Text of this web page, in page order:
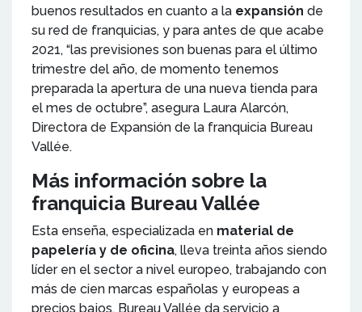
buenos resultados en cuanto a la expansión de
su red de franquicias, y para antes de que acabe
2021, “las previsiones son buenas para el último
trimestre del año, de momento tenemos
preparada la apertura de una nueva tienda para
el mes de octubre”, asegura Laura Alarcón,
Directora de Expansión de la franquicia Bureau
Vallée.
Más información sobre la
franquicia Bureau Vallée
Esta enseña, especializada en material de
papelería y de oficina, lleva treinta años siendo
líder en el sector a nivel europeo, trabajando con
más de cien marcas españolas y europeas a
precios bajos. Bureau Vallée da servicio a